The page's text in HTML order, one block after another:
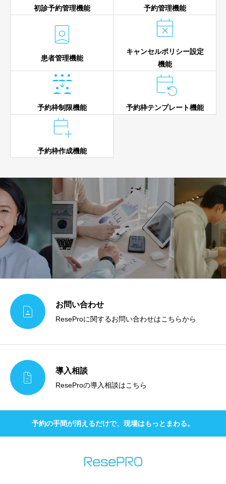
初診予約管理機能 予約管理機能

患者管理機能

キャンセルポリシー設定
機能

予約枠制限機能

予約枠テンプレート機能

予約枠作成機能
 お問い合わせ
ReseProに関するお問い合わせはこちらから
 導入相談
ReseProの導入相談はこちら
予約の手間が消えるだけで、現場はもっとまわる。